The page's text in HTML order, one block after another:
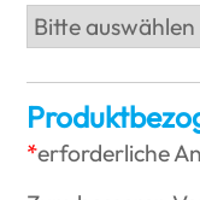
erforderliche